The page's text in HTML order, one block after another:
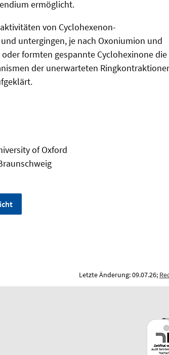
ermöglicht.
von Cyclohexenon-
untergingen, je nach Oxoniumion und
formten gespannte Cyclohexinone die
der unerwarteten
of Oxford
Letzte Änderung: 09.07.26;